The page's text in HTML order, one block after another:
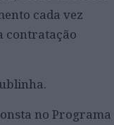
cada vez
contratação
no Programa